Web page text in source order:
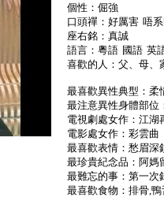
個性：倔強
口頭禪：好厲害 唔
座右銘：真誠
語言：粵語 國語 英
喜歡的人：父、母、
最喜歡異性典型：柔
最注意異性身體部位
電視劇處女作：江湖
電影處女作：彩雲曲
最喜歡表情：愁眉深
最珍貴紀念品：阿媽
最難忘的事：第一次
最喜歡食物：排骨,